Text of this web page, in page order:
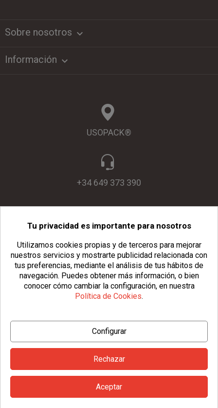
Sobre nosotros keyboard_arrow_down
Información 
USOPACK®
+34 649 373 390
info@usopack.com
© Copyright 2026 Usopack® | Aviso Legal
| Política de Cookies| Configurar Cookies |
Condiciones Generales
Tu privacidad es importante para nosotros
Utilizamos cookies propias y de terceros para mejorar
nuestros servicios y mostrarte publicidad relacionada con
tus preferencias, mediante el análisis de tus hábitos de
navegación. Puedes obtener más información, o bien
conocer cómo cambiar la configuración, en nuestra
Política de Cookies.
Configurar
Rechazar
Aceptar